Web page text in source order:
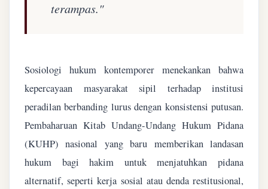
terampas."
Sosiologi hukum kontemporer menekankan bahwa
kepercayaan masyarakat sipil terhadap institusi
peradilan berbanding lurus dengan konsistensi putusan.
Pembaharuan Kitab Undang-Undang Hukum Pidana
(KUHP) nasional yang baru memberikan landasan
hukum bagi hakim untuk menjatuhkan pidana
alternatif, seperti kerja sosial atau denda restitusional,